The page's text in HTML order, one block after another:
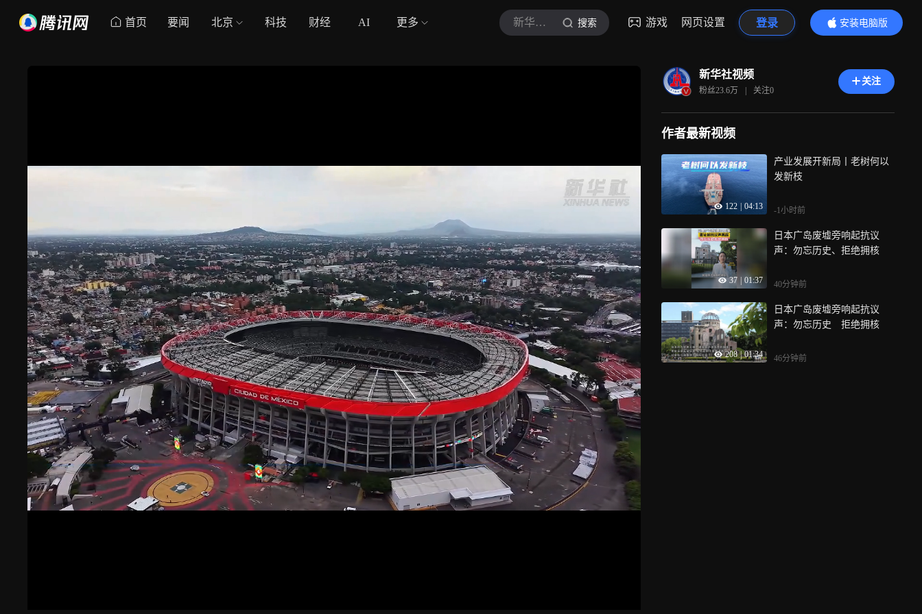
首页 要闻 北京 科技 财经 AI 更多 新华社视频 搜索 游戏 网页设置 登录
安装电脑版
内容更精彩
新华社视频
粉丝23.6万 | 关注0
关注
作者最新视频
122 04:13
产业发展开新局丨老树何以
发新枝
-1小时前
37 01:37
日本广岛废墟旁响起抗议
声：勿忘历史、拒绝拥核
40分钟前
208 | 01:34
日本广岛废墟旁响起抗议
声：勿忘历史 拒绝拥核
46分钟前